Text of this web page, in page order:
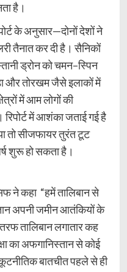
है।
के अनुसार—दोनों देशों ने
तैनात कर दी है। सैनिकों
ड्रोन को चमन–स्पिन
और तोरखम जैसे इलाकों में
में आम लोगों की
में आशंका जताई गई है
तो सीजफायर तुरंत टूट
शुरू हो सकता है।
ने कहा “हमें तालिबान से
अपनी जमीन आतंकियों के
तालिबान लगातार कह
का अफगानिस्तान से कोई
बातचीत पहले से ही